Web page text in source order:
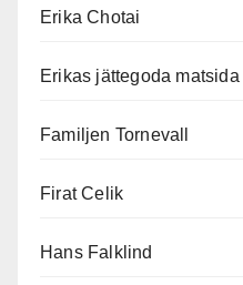
Erika Chotai
Erikas jättegoda matsida
Familjen Tornevall
Firat Celik
Hans Falklind